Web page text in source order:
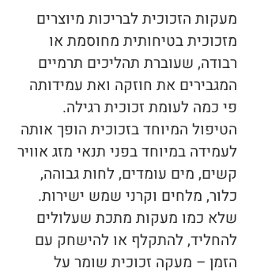
מעקות הזכוכית לבריכות מיוצרים
מזכוכית בטיחותית מחוסמת או
רבודה, שעוברת תהליכים תרמיים
המגבירים את חוזקה ואת עמידותה
פי כמה לעומת זכוכית רגילה.
הטיפול המיוחד בזכוכית הופך אותה
לעמידה במיוחד בפני תנאי מזג אוויר
קשים, מים עומדים, לחות גבוהה,
כלור, מלחים וקרני שמש ישירות.
שלא כמו מעקות מתכת שעלולים
להחליד, להתקלף או להישחק עם
הזמן – מעקה זכוכית שומר על